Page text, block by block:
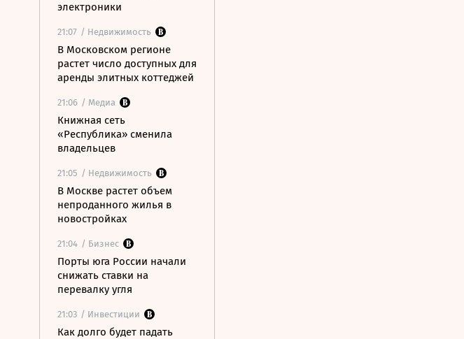
электроники
21:07 / Недвижимость
В Московском регионе
растет число доступных для
аренды элитных коттеджей
21:06 / Медиа
Книжная сеть
«Республика» сменила
владельцев
21:05 / Недвижимость
В Москве растет объем
непроданного жилья в
новостройках
21:04 / Бизнес
Порты юга России начали
снижать ставки на
перевалку угля
21:03 / Инвестиции
Как долго будет падать